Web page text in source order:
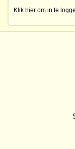
Klik hier om in te